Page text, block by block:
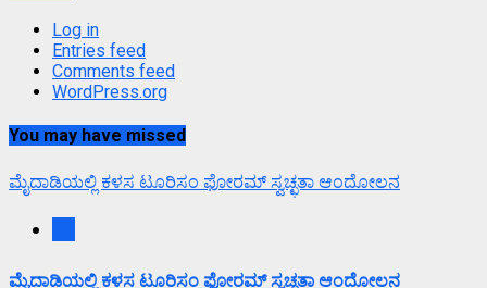
Log in
Entries feed
Comments feed
WordPress.org
You may have missed
ಮೈದಾಡಿಯಲ್ಲಿ ಕಳಸ ಟೂರಿಸಂ ಫೋರಮ್ ಸ್ವಚ್ಛತಾ ಆಂದೋಲನ
ಮೈದಾಡಿಯಲ್ಲಿ ಕಳಸ ಟೂರಿಸಂ ಫೋರಮ್ ಸ್ವಚ್ಛತಾ ಆಂದೋಲನ